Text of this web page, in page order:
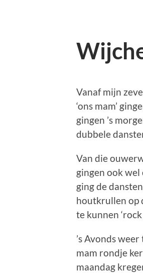
Vanaf mijn
‘ons mam’
gingen ’s
dubbele
Van die
gingen ook wel
ging de
houtkrullen op
te kunnen
’s Avonds
mam rondje
maandag